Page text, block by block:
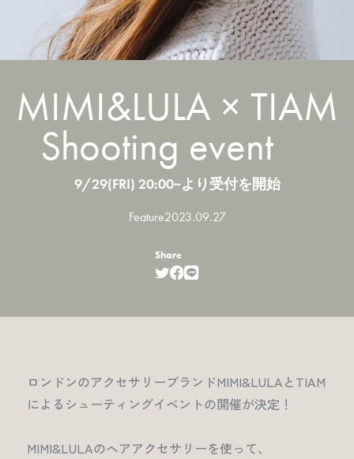
MIMI&LULA × TIAM
Shooting event
9/29(FRI) 20:00~より受付を開始
Feature2023.09.27
Share
ロンドンのアクセサリーブランドMIMI&LULAとTIAM
によるシューティングイベントの開催が決定！
MIMI&LULAのヘアアクセサリーを使って、